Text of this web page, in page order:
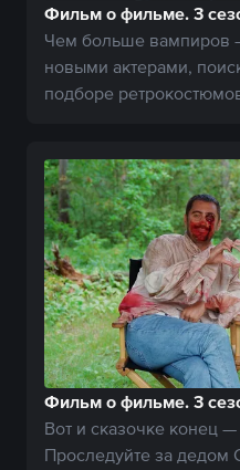
Фильм о фильме. 3
Чем больше вампиров
новыми актерами,
подборе
Фильм о фильме. 3
Вот и сказочке конец
Проследуйте за дедом